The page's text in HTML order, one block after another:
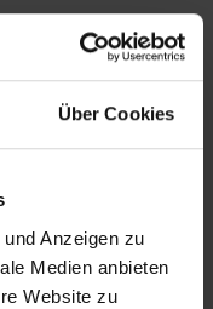
Über Cookies
Anzeigen zu
Medien anbieten
Website zu
3 des